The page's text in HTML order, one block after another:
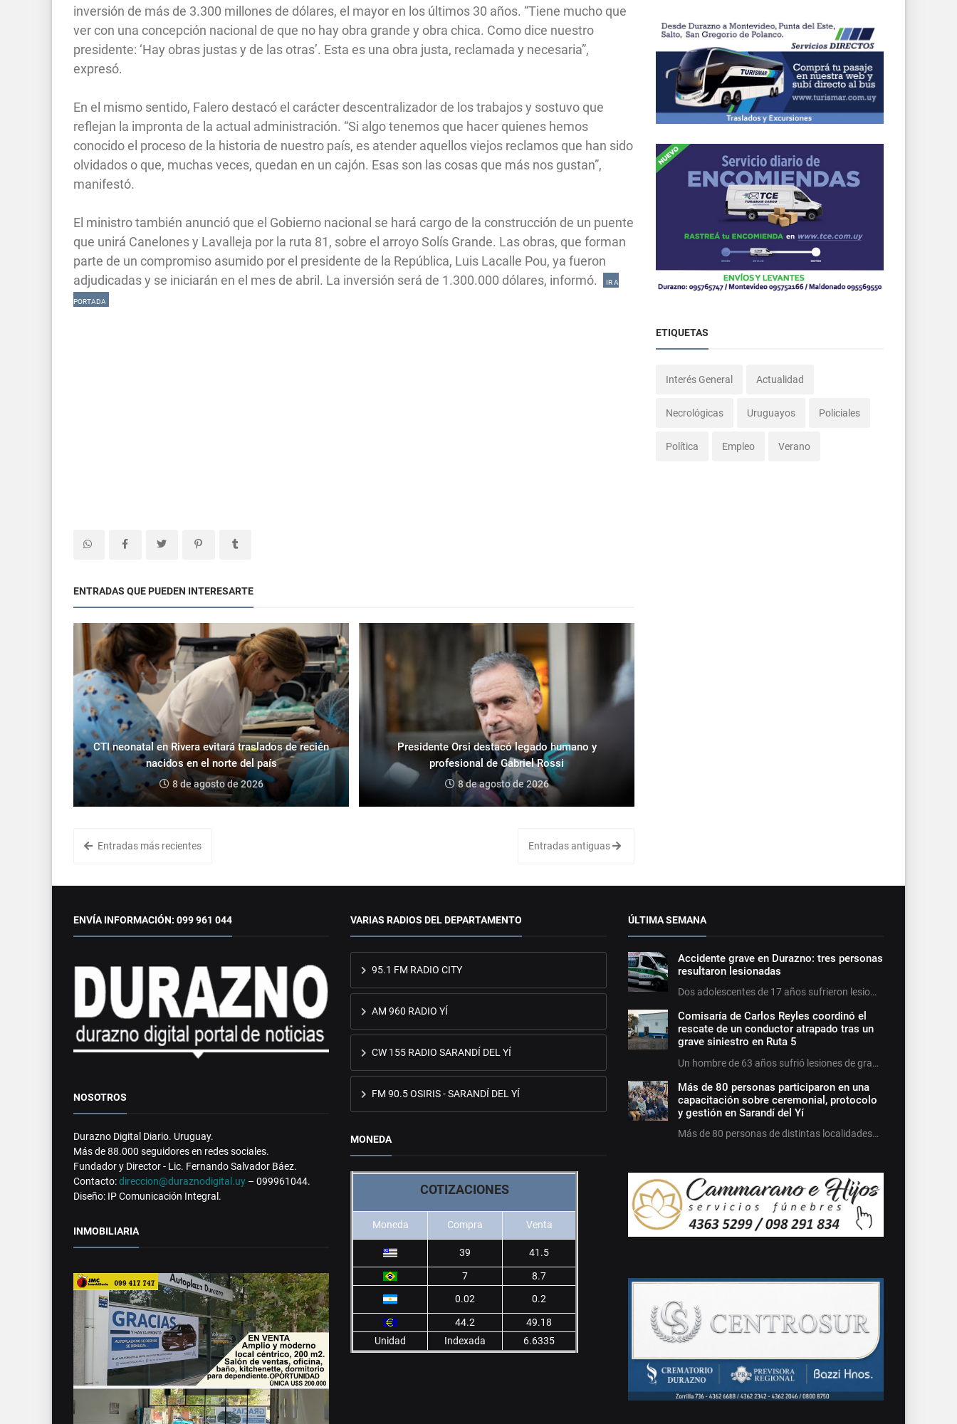
inversión de más de 3.300 millones de dólares, el mayor en los últimos 30 años. “Tiene mucho que
ver con una concepción nacional de que no hay obra grande y obra chica. Como dice nuestro
presidente: ‘Hay obras justas y de las otras’. Esta es una obra justa, reclamada y necesaria”,
expresó.
En el mismo sentido, Falero destacó el carácter descentralizador de los trabajos y sostuvo que
reflejan la impronta de la actual administración. “Si algo tenemos que hacer quienes hemos
conocido el proceso de la historia de nuestro país, es atender aquellos viejos reclamos que han sido
olvidados o que, muchas veces, quedan en un cajón. Esas son las cosas que más nos gustan”,
manifestó.
El ministro también anunció que el Gobierno nacional se hará cargo de la construcción de un puente
que unirá Canelones y Lavalleja por la ruta 81, sobre el arroyo Solís Grande. Las obras, que forman
parte de un compromiso asumido por el presidente de la República, Luis Lacalle Pou, ya fueron
adjudicadas y se iniciarán en el mes de abril. La inversión será de 1.300.000 dólares, informó.
IR A
PORTADA
ENTRADAS QUE PUEDEN INTERESARTE
CTI neonatal en Rivera evitará traslados de recién
nacidos en el norte del país
8 de agosto de 2026
Presidente Orsi destacó legado humano y
profesional de Gabriel Rossi
8 de agosto de 2026
Entradas más recientes Entradas antiguas
ETIQUETAS
Interés General Actualidad
Necrológicas Uruguayos Policiales
Política Empleo Verano
ENVÍA INFORMACIÓN: 099 961 044
NOSOTROS
Durazno Digital Diario. Uruguay.
Más de 88.000 seguidores en redes sociales.
Fundador y Director - Lic. Fernando Salvador Báez.
Contacto:direccion@duraznodigital.uy – 099961044.
Diseño: IP Comunicación Integral.
INMOBILIARIA
VARIAS RADIOS DEL DEPARTAMENTO
95.1 FM RADIO CITY
AM 960 RADIO YÍ
CW 155 RADIO SARANDÍ DEL YÍ
FM 90.5 OSIRIS - SARANDÍ DEL YÍ
MONEDA
COTIZACIONES
Moneda Compra Venta
39 41.5
7
8.7
0.02
0.2
44.2
49.18
Unidad
Indexada 6.6335
ÚLTIMA SEMANA
Accidente grave en Durazno: tres personas
resultaron lesionadas
Dos adolescentes de 17 años sufrieron lesio…
Comisaría de Carlos Reyles coordinó el
rescate de un conductor atrapado tras un
grave siniestro en Ruta 5
Un hombre de 63 años sufrió lesiones de gra…
Más de 80 personas participaron en una
capacitación sobre ceremonial, protocolo
y gestión en Sarandí del Yí
Más de 80 personas de distintas localidades…